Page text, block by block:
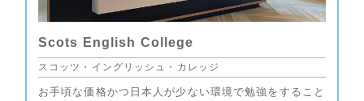
Scots English College
スコッツ・イングリッシュ・カレッジ
お手頃な価格かつ日本人が少ない環境で勉強をすること